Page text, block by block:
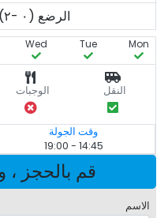
الرضع (٠ -٢)
Mon
Tue
Wed
النقل الوجبات
وقت الجولة
14:45 - 19:00
قم بالحجز ،
الاسم